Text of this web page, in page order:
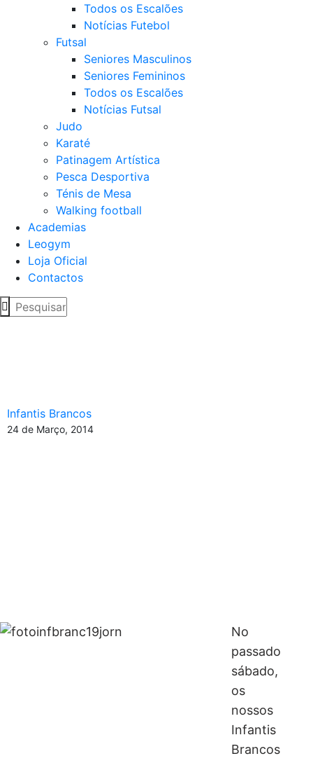
Todos os Escalões
Notícias Futebol
Futsal
Seniores Masculinos
Seniores Femininos
Todos os Escalões
Notícias Futsal
Judo
Karaté
Patinagem Artística
Pesca Desportiva
Ténis de Mesa
Walking football
Academias
Leogym
Loja Oficial
Contactos
Infantis Brancos
24 de Março, 2014
No
passado
sábado,
os
nossos
Infantis
Brancos